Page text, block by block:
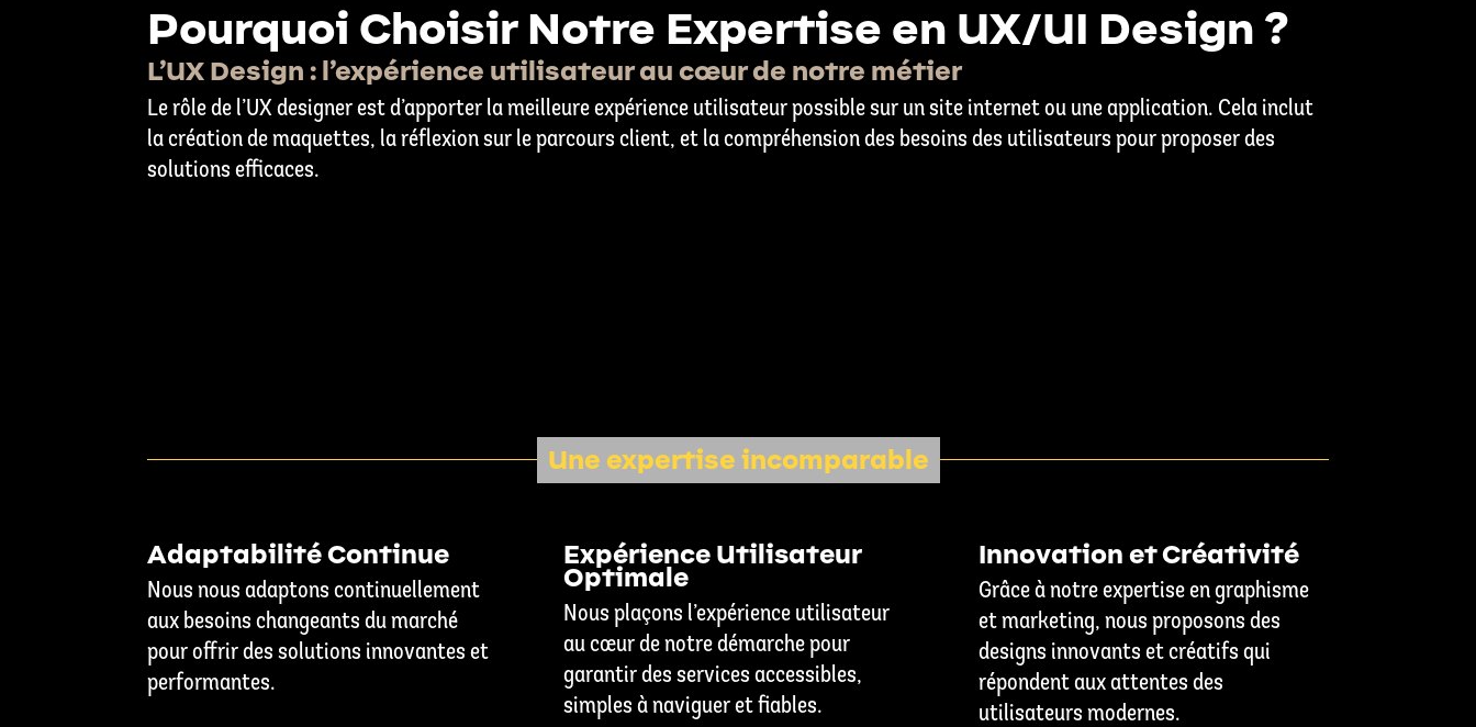
Pourquoi Choisir Notre Expertise en UX/UI Design ?
L’UX Design : l’expérience utilisateur au cœur de notre métier
Le rôle de l’UX designer est d’apporter la meilleure expérience utilisateur possible sur un site internet ou une application. Cela inclut
la création de maquettes, la réflexion sur le parcours client, et la compréhension des besoins des utilisateurs pour proposer des
solutions efficaces.
Une expertise incomparable
Adaptabilité Continue
Nous nous adaptons continuellement
aux besoins changeants du marché
pour offrir des solutions innovantes et
performantes.
Expérience Utilisateur
Optimale
Nous plaçons l’expérience utilisateur
au cœur de notre démarche pour
garantir des services accessibles,
simples à naviguer et fiables.
Innovation et Créativité
Grâce à notre expertise en graphisme
et marketing, nous proposons des
designs innovants et créatifs qui
répondent aux attentes des
utilisateurs modernes.